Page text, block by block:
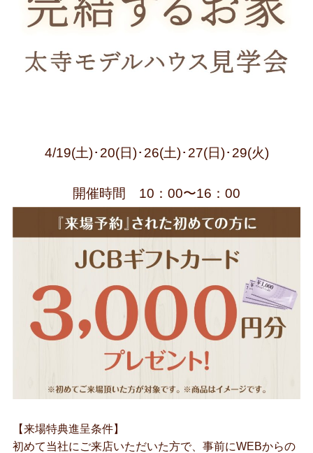
4/19(土)･20(日)･26(土)･27(日)･29(火)
開催時間 10：00〜16：00
【来場特典進呈条件】
初めて当社にご来店いただいた方で、事前にWEBからの